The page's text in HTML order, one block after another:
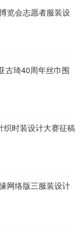
览会志愿者服装设
古琦40周年丝巾围
织时装设计大赛征稿
网络版三服装设计